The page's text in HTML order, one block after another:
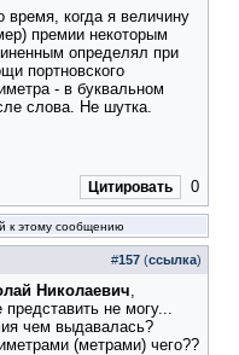
время, когда я величину
премии некоторым
определял при
портновского
- в буквальном
слова. Не шутка.
Цитировать 0
к этому сообщению
#157 (ссылка)
Николаевич,
представить не могу...
чем выдавалась?
(метрами) чего??